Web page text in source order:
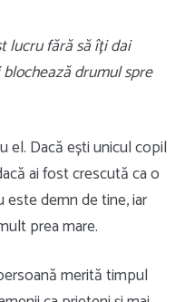
lucru fără să îți dai
drumul spre
el. Dacă ești unicul copil
ai fost crescută ca o
demn de tine, iar
prea mare.
merită timpul